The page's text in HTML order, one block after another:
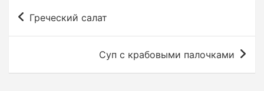
Греческий салат
Суп с крабовыми палочками